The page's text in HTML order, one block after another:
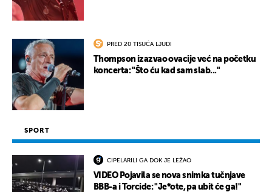
PRED 20 TISUĆA LJUDI
Thompson izazvao ovacije već na početku
koncerta: "Što ću kad sam slab..."
SPORT
CIPELARILI GA DOK JE LEŽAO
VIDEO Pojavila se nova snimka tučnjave
BBB-a i Torcide: "Je*ote, pa ubit će ga!"